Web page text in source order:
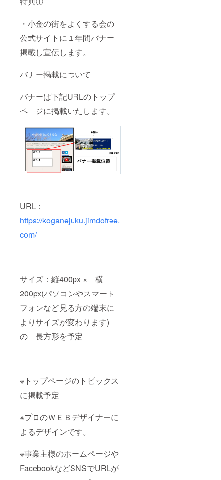
・小金の街をよくする会の
公式サイトに１年間バナー
掲載し宣伝します。
バナー掲載について
バナーは下記URLのトップ
ページに掲載いたします。
URL：
https://koganejuku.jimdofree.
com/
サイズ：縦400px × 横
200px(パソコンやスマート
フォンなど見る方の端末に
よりサイズが変わります)
の 長方形を予定
※トップページのトピックス
に掲載予定
※プロのＷＥＢデザイナーに
よるデザインです。
※事業主様のホームページや
FacebookなどSNSでURLが